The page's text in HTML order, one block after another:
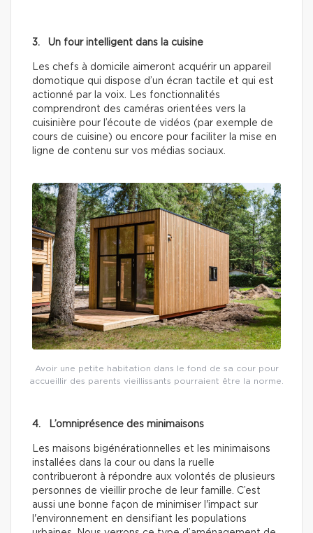
3. Un four intelligent dans la cuisine
Les chefs à domicile aimeront acquérir un appareil
domotique qui dispose d’un écran tactile et qui est
actionné par la voix. Les fonctionnalités
comprendront des caméras orientées vers la
cuisinière pour l’écoute de vidéos (par exemple de
cours de cuisine) ou encore pour faciliter la mise en
ligne de contenu sur vos médias sociaux.
Avoir une petite habitation dans le fond de sa cour pour
accueillir des parents vieillissants pourraient être la norme.
4. L’omniprésence des minimaisons
Les maisons bigénérationnelles et les minimaisons
installées dans la cour ou dans la ruelle
contribueront à répondre aux volontés de plusieurs
personnes de vieillir proche de leur famille. C’est
aussi une bonne façon de minimiser l'impact sur
l'environnement en densifiant les populations